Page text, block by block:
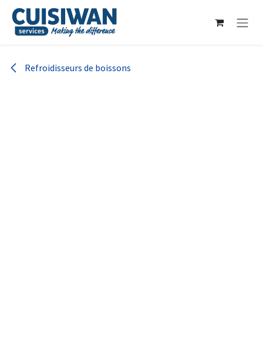
Se rendre au contenu
Refroidisseurs de boissons